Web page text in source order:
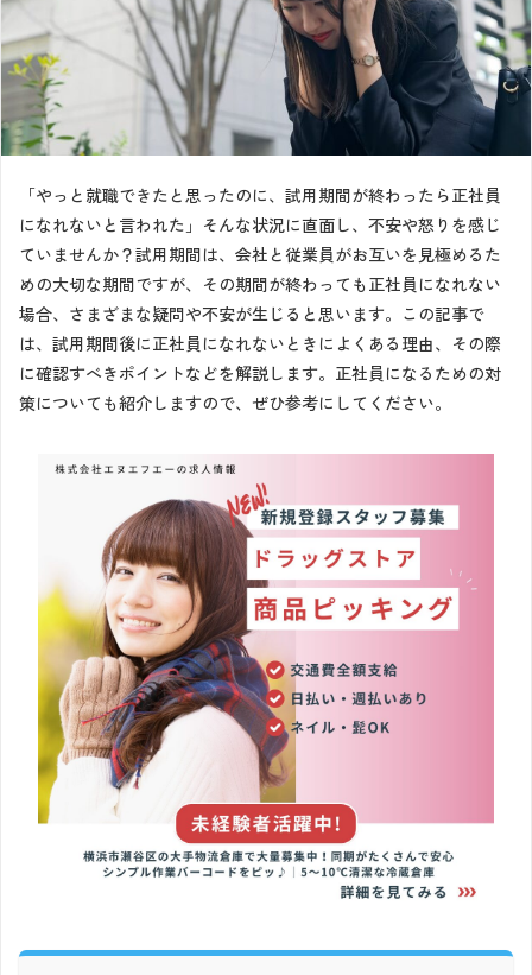
「やっと就職できたと思ったのに、試用期間が終わったら正社員
になれないと言われた」そんな状況に直面し、不安や怒りを感じ
ていませんか？試用期間は、会社と従業員がお互いを見極めるた
めの大切な期間ですが、その期間が終わっても正社員になれない
場合、さまざまな疑問や不安が生じると思います。この記事で
は、試用期間後に正社員になれないときによくある理由、その際
に確認すべきポイントなどを解説します。正社員になるための対
策についても紹介しますので、ぜひ参考にしてください。